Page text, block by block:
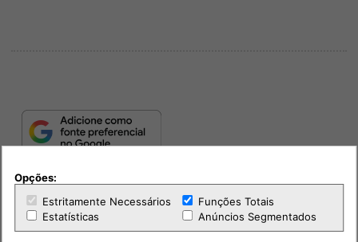
Opções:
Estritamente Necessários
Funções Totais
Estatísticas
Anúncios Segmentados